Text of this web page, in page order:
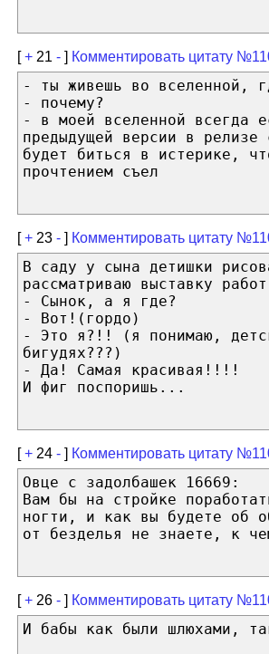
[+ 21 - ] Комментировать цитату
- ты живешь во вселенной,
- почему?
- в моей вселенной всегда
предыдущей версии в
будет биться в истерике,
прочтением съел
[+ 23 - ] Комментировать цитату
В саду у сына детишки
рассматриваю выставку
- Сынок, а я где?
- Вот!(гордо)
- Это я?!! (я понимаю,
бигудях???)
- Да! Самая красивая!!!!
И фиг поспоришь...
[+ 24 - ] Комментировать цитату
Овце с задолбашек 16669:
Вам бы на стройке
ногти, и как вы будете об
от безделья не знаете, к
[+ 26 - ] Комментировать цитату
И бабы как были шлюхами,